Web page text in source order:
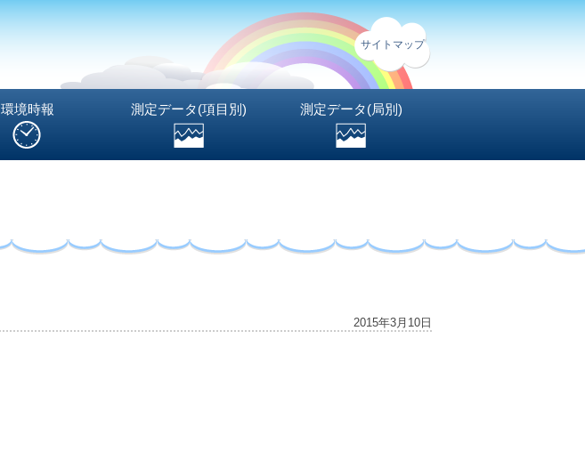
サイトマップ
環境時報 測定データ(項目別) 測定データ(局別)
2015年3月10日